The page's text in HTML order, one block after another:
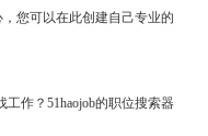
您可以在此创建自己专业的
作？51haojob的职位搜索器